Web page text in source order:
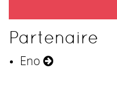
Partenaire
Eno